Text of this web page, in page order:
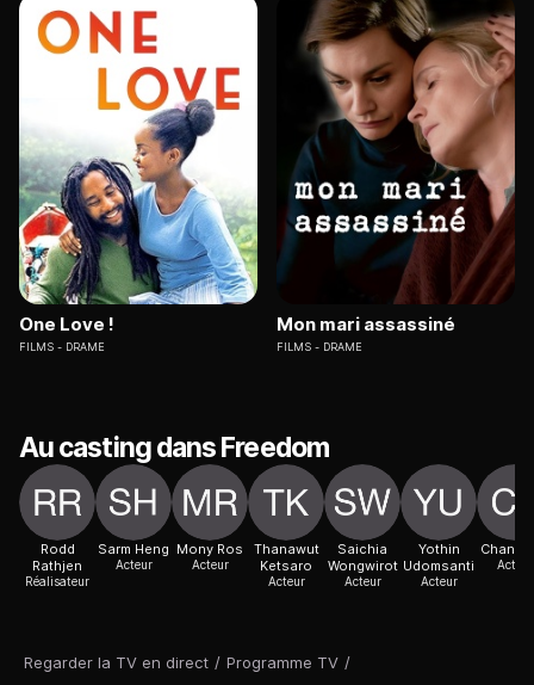
Regarder la TV en direct / Programme TV /
One Love !
FILMS DRAME
Mon mari assassiné
FILMS DRAME
Au casting dans Freedom
Rodd
Rathjen
Réalisateur
Sarm Heng
Acteur
Mony Ros
Acteur
Thanawut
Ketsaro
Acteur
Saichia
Wongwirot
Acteur
Yothin
Udomsanti
Acteur
Chan
Acteur